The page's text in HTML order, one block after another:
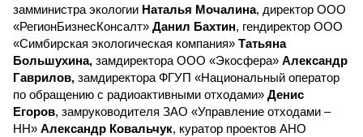
замминистра экологии Наталья Мочалина, директор ООО
«РегионБизнесКонсалт» Данил Бахтин, гендиректор ООО
«Симбирская экологическая компания» Татьяна
Большухина, замдиректора ООО «Экосфера» Александр
Гаврилов, замдиректора ФГУП «Национальный оператор
по обращению с радиоактивными отходами» Денис
Егоров, замруководителя ЗАО «Управление отходами –
НН» Александр Ковальчук, куратор проектов АНО